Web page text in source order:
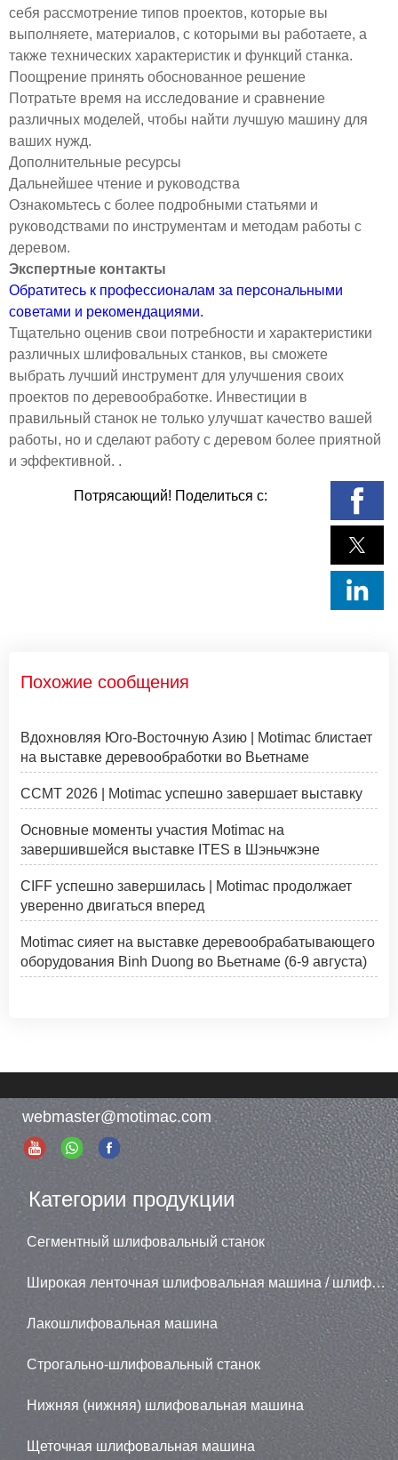
себя рассмотрение типов проектов, которые вы
выполняете, материалов, с которыми вы работаете, а
также технических характеристик и функций станка.
Поощрение принять обоснованное решение
Потратьте время на исследование и сравнение
различных моделей, чтобы найти лучшую машину для
ваших нужд.
Дополнительные ресурсы
Дальнейшее чтение и руководства
Ознакомьтесь с более подробными статьями и
руководствами по инструментам и методам работы с
деревом.
Экспертные контакты
Обратитесь к профессионалам за персональными
советами и рекомендациями.
Тщательно оценив свои потребности и характеристики
различных шлифовальных станков, вы сможете
выбрать лучший инструмент для улучшения своих
проектов по деревообработке. Инвестиции в
правильный станок не только улучшат качество вашей
работы, но и сделают работу с деревом более приятной
и эффективной. .
Потрясающий! Поделиться с:
Похожие сообщения
Вдохновляя Юго-Восточную Азию | Motimac блистает
на выставке деревообработки во Вьетнаме
CCMT 2026 | Motimac успешно завершает выставку
Основные моменты участия Motimac на
завершившейся выставке ITES в Шэньчжэне
CIFF успешно завершилась | Motimac продолжает
уверенно двигаться вперед
Motimac сияет на выставке деревообрабатывающего
оборудования Binh Duong во Вьетнаме (6-9 августа)
webmaster@motimac.com
Категории продукции
Сегментный шлифовальный станок
Широкая ленточная шлифовальная машина / шлифовальная машина
Лакошлифовальная машина
Строгально-шлифовальный станок
Нижняя (нижняя) шлифовальная машина
Щеточная шлифовальная машина